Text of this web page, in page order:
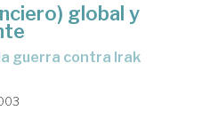
global y
guerra contra Irak